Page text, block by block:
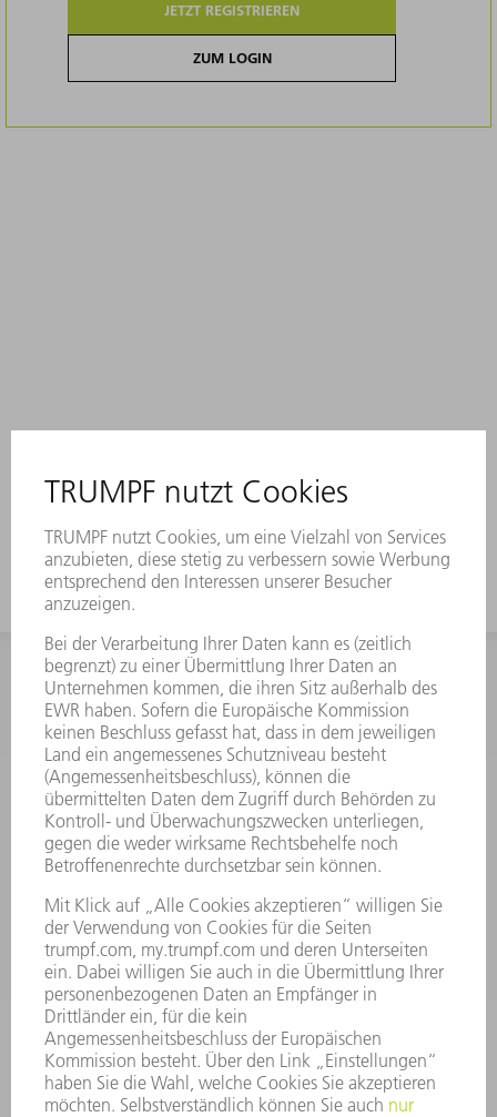
JETZT REGISTRIEREN
ZUM LOGIN
INFORMATION
Häufig gestellte Fragen
Allgemeine Geschäftsbedingungen
KONTAKT
Kundenbetreuung TRUMPF Werkzeugmaschinen
+49 7156 303 33222
Mo - Fr: 07:30 - 17:30 Uhr
Erweiterte Rufbereitschaft per Service App Mo - Fr:
06:30 - 20.00 Uhr Sa: 07:00 - 12:00 Uhr
Kundenbetreuung@trumpf.com
KONTAKT
Service TRUMPF Lasertechnik
+49 7156 303 37444
Mo - Fr: 07:30 - 18:00 Uhr
Additive Manufacturing 07:30 - 17:30 Uhr
spareparts.tld@trumpf.com